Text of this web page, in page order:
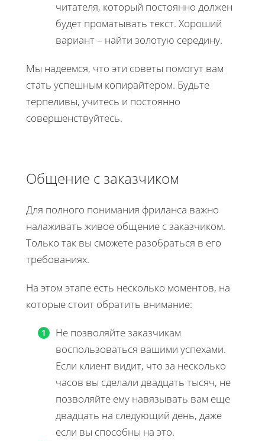
читателя, который постоянно должен
будет проматывать текст. Хороший
вариант – найти золотую середину.
Мы надеемся, что эти советы помогут вам
стать успешным копирайтером. Будьте
терпеливы, учитесь и постоянно
совершенствуйтесь.
Общение с заказчиком
Для полного понимания фриланса важно
налаживать живое общение с заказчиком.
Только так вы сможете разобраться в его
требованиях.
На этом этапе есть несколько моментов, на
которые стоит обратить внимание:
Не позволяйте заказчикам
воспользоваться вашими успехами.
Если клиент видит, что за несколько
часов вы сделали двадцать тысяч, не
позволяйте ему навязывать вам еще
двадцать на следующий день, даже
если вы способны на это.